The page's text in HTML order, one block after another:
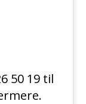
50 19 til